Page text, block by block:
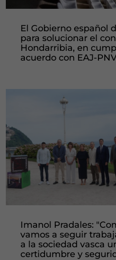
El Gobierno español
para solucionar el
Hondarribia, en
acuerdo con EAJ-
Imanol Pradales:
vamos a seguir
a la sociedad vasca
certidumbre y